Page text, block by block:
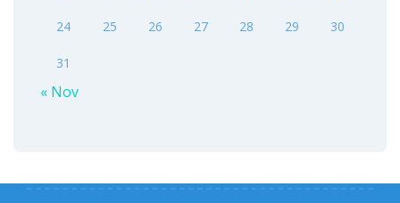
24 25 26 27 28 29 30
31
« Nov